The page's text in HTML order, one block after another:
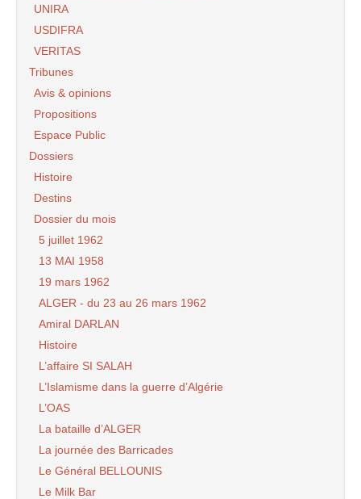
UNIRA
USDIFRA
VERITAS
Tribunes
Avis & opinions
Propositions
Espace Public
Dossiers
Histoire
Destins
Dossier du mois
5 juillet 1962
13 MAI 1958
19 mars 1962
ALGER - du 23 au 26 mars 1962
Amiral DARLAN
Histoire
L’affaire SI SALAH
L’Islamisme dans la guerre d’Algérie
L’OAS
La bataille d’ALGER
La journée des Barricades
Le Général BELLOUNIS
Le Milk Bar